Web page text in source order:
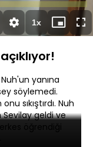
Süre
1xOynatma
Hızı
Mini
oynatıcı
yanına
söylemedi.
sıkıştırdı. Nuh
geldi ve
öğrendiği